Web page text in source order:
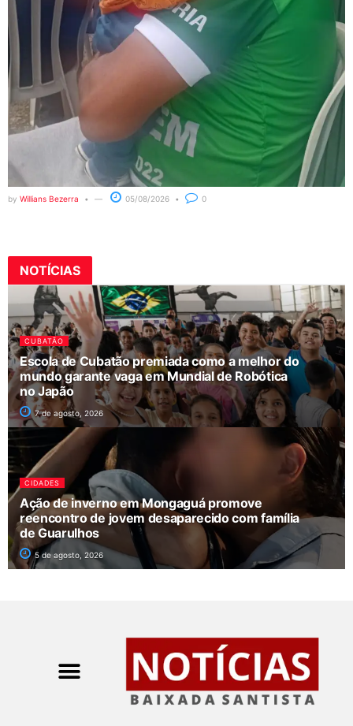
by Willians Bezerra 05/08/2026 0
NOTÍCIAS
CUBATÃO
Escola de Cubatão premiada como a melhor do
mundo garante vaga em Mundial de Robótica
no Japão
7 de agosto, 2026
CIDADES
Ação de inverno em Mongaguá promove
reencontro de jovem desaparecido com família
de Guarulhos
5 de agosto, 2026